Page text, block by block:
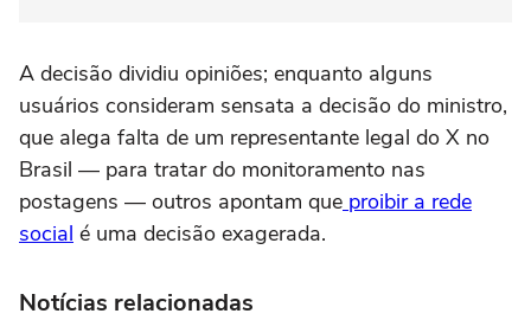
A decisão dividiu opiniões; enquanto alguns
usuários consideram sensata a decisão do ministro,
que alega falta de um representante legal do X no
Brasil — para tratar do monitoramento nas
postagens — outros apontam que proibir a rede
social é uma decisão exagerada.
Notícias relacionadas